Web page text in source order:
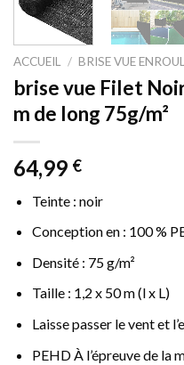
ACCUEIL / BRISE VUE
brise vue Filet
m de long 75g/m²
64,99 €
Teinte : noir
Conception en : 100 %
Densité : 75 g/m²
Taille : 1,2 x 50 m (l x L)
Laisse passer le vent et
PEHD À l’épreuve de la